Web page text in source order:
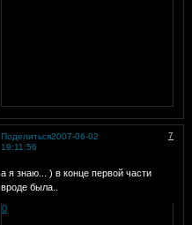
Поделиться 7
2007-06-02
19:11:56
а я знаю... ) в конце первой части
вроде была..
0